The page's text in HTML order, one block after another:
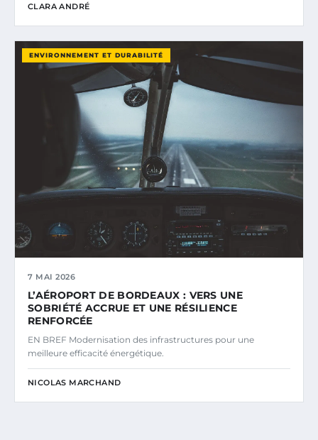
CLARA ANDRÉ
ENVIRONNEMENT ET DURABILITÉ
7 MAI 2026
L’AÉROPORT DE BORDEAUX : VERS UNE
SOBRIÉTÉ ACCRUE ET UNE RÉSILIENCE
RENFORCÉE
EN BREF Modernisation des infrastructures pour une
meilleure efficacité énergétique.
NICOLAS MARCHAND